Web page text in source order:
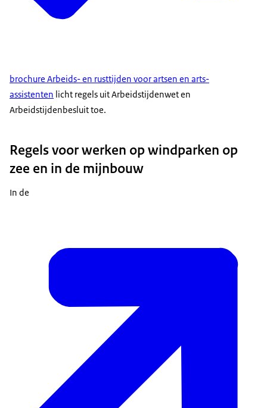
brochure Arbeids- en rusttijden voor artsen en arts-
assistenten licht regels uit Arbeidstijdenwet en
Arbeidstijdenbesluit toe.
Regels voor werken op windparken op
zee en in de mijnbouw
In de